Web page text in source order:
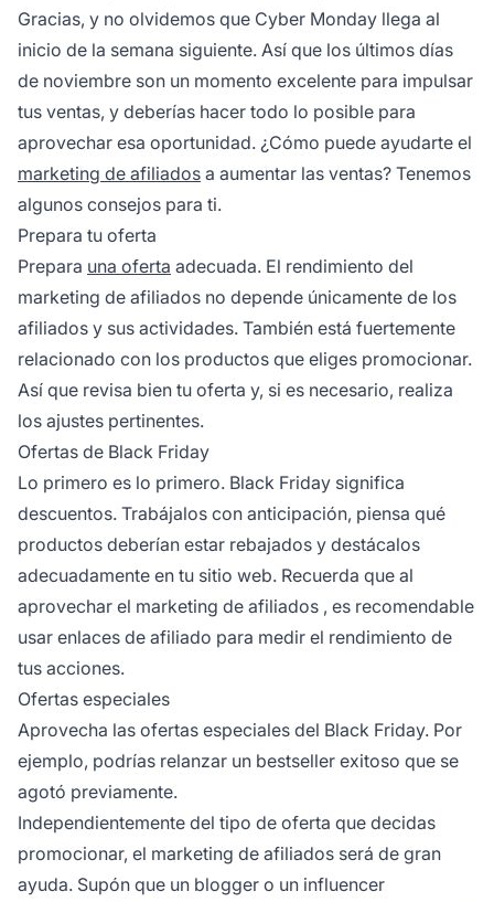
Gracias, y no olvidemos que Cyber ​​Monday llega al
inicio de la semana siguiente. Así que los últimos días
de noviembre son un momento excelente para impulsar
tus ventas, y deberías hacer todo lo posible para
aprovechar esa oportunidad. ¿Cómo puede ayudarte el
marketing de afiliados a aumentar las ventas? Tenemos
algunos consejos para ti.
Prepara tu oferta
Prepara una oferta adecuada. El rendimiento del
marketing de afiliados no depende únicamente de los
afiliados y sus actividades. También está fuertemente
relacionado con los productos que eliges promocionar.
Así que revisa bien tu oferta y, si es necesario, realiza
los ajustes pertinentes.
Ofertas de Black Friday
Lo primero es lo primero. Black Friday significa
descuentos. Trabájalos con anticipación, piensa qué
productos deberían estar rebajados y destácalos
adecuadamente en tu sitio web. Recuerda que al
aprovechar el marketing de afiliados , es recomendable
usar enlaces de afiliado para medir el rendimiento de
tus acciones.
Ofertas especiales
Aprovecha las ofertas especiales del Black Friday. Por
ejemplo, podrías relanzar un bestseller exitoso que se
agotó previamente.
Independientemente del tipo de oferta que decidas
promocionar, el marketing de afiliados será de gran
ayuda. Supón que un blogger o un influencer